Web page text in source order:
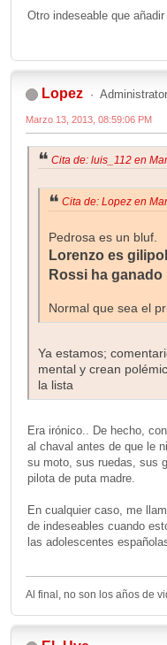
Otro indeseable que
Lopez Administrator
Marzo 13, 2013, 08:59:06 PM
Cita de: luis_112 en
Cita de: Lopez en
Pedrosa es un bluf.
Lorenzo es
Rossi ha
Normal que sea el
Ya estamos;
mental y crean
la lista
Era irónico.. De hecho,
al chaval antes de que le
su moto, sus ruedas, sus
pilota de puta madre.
En cualquier caso, me
de indeseables cuando
las adolescentes
Al final, no son los años de